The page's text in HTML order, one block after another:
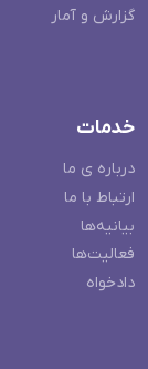
گزارش و آمار
خدمات
درباره ی ما
ارتباط با ما
بیانیه‌ها
فعالیت‌ها
دادخواه